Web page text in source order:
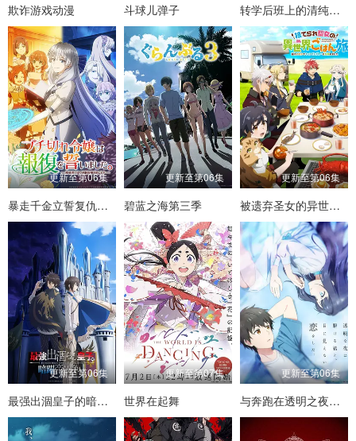
欺诈游戏动漫 斗球儿弹子 转学后班上的清纯可爱美少女，竟是小时候玩在一起的哥儿们
更新至第06集
暴走千金立誓复仇。～用魔导书之力碾碎祖国～
更新至第06集
碧蓝之海第三季
更新至第06集
被遗弃圣女的异世界美食之旅用隐藏技能召唤了露营车
更新至第06集
最强出涸皇子的暗跃帝位争夺
更新至第07集
世界在起舞
更新至第06集
与奔跑在透明之夜的你，谈一场看不见的恋爱